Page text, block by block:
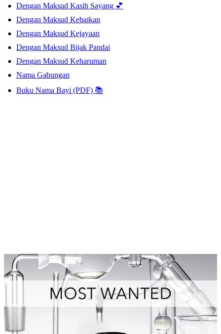
Dengan Maksud Kasih Sayang 💕
Dengan Maksud Kebaikan
Dengan Maksud Kejayaan
Dengan Maksud Bijak Pandai
Dengan Maksud Keharuman
Nama Gabungan
Buku Nama Bayi (PDF) 📚